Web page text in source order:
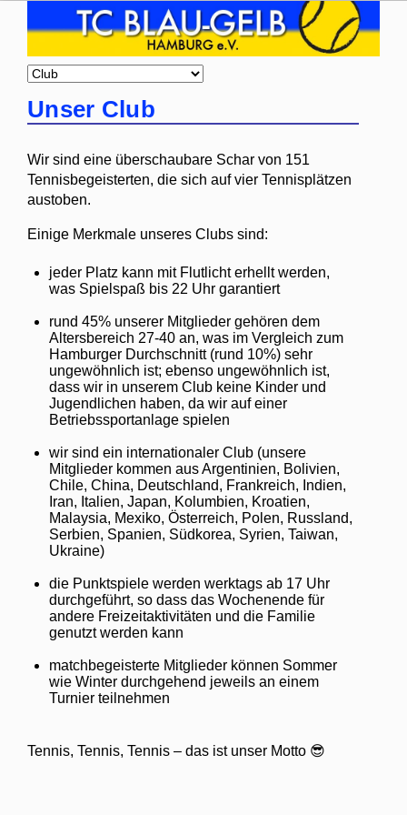
Zielseite
Unser Club
Wir sind eine überschaubare Schar von 151
Tennisbegeisterten, die sich auf vier Tennisplätzen
austoben.
Einige Merkmale unseres Clubs sind:
jeder Platz kann mit Flutlicht erhellt werden,
was Spielspaß bis 22 Uhr garantiert
rund 45% unserer Mitglieder gehören dem
Altersbereich 27-40 an, was im Vergleich zum
Hamburger Durchschnitt (rund 10%) sehr
ungewöhnlich ist; ebenso ungewöhnlich ist,
dass wir in unserem Club keine Kinder und
Jugendlichen haben, da wir auf einer
Betriebssportanlage spielen
wir sind ein internationaler Club (unsere
Mitglieder kommen aus Argentinien, Bolivien,
Chile, China, Deutschland, Frankreich, Indien,
Iran, Italien, Japan, Kolumbien, Kroatien,
Malaysia, Mexiko, Österreich, Polen, Russland,
Serbien, Spanien, Südkorea, Syrien, Taiwan,
Ukraine)
die Punktspiele werden werktags ab 17 Uhr
durchgeführt, so dass das Wochenende für
andere Freizeitaktivitäten und die Familie
genutzt werden kann
matchbegeisterte Mitglieder können Sommer
wie Winter durchgehend jeweils an einem
Turnier teilnehmen
Tennis, Tennis, Tennis – das ist unser Motto 😎